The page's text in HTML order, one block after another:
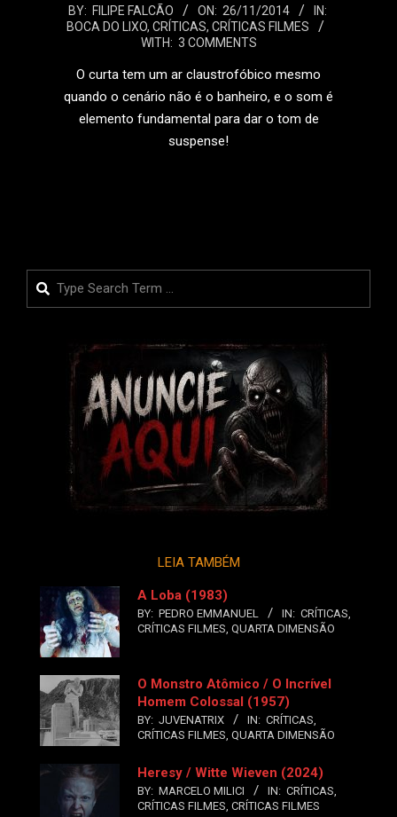
2014-
11-
BY: FILIPE FALCÃO ON: 26/11/2014
IN:
BOCA DO LIXO, CRÍTICAS, CRÍTICAS FILMES
WITH: 3 COMMENTS
O curta tem um ar claustrofóbico mesmo
quando o cenário não é o banheiro, e o som é
elemento fundamental para dar o tom de
suspense!
Search
LEIA TAMBÉM
A Loba (1983)
BY: PEDRO EMMANUEL IN: CRÍTICAS
CRÍTICAS FILMES QUARTA DIMENSÃO
O Monstro Atômico / O Incrível
Homem Colossal (1957)
BY: JUVENATRIX IN: CRÍTICAS
CRÍTICAS FILMES QUARTA DIMENSÃO
Heresy / Witte Wieven (2024)
BY: MARCELO MILICI IN: CRÍTICAS
CRÍTICAS FILMES CRÍTICAS FILMES